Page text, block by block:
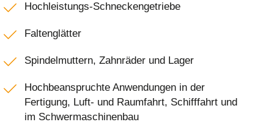
Hochleistungs-Schneckengetriebe
Faltenglätter
Spindelmuttern, Zahnräder und Lager
Hochbeanspruchte Anwendungen in der
Fertigung, Luft- und Raumfahrt, Schifffahrt und
im Schwermaschinenbau